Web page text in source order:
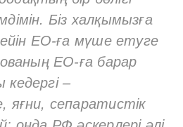
Біз халқымызға
ЕО-ға мүше етуге
ЕО-ға барар
–
яғни, сепаратистік